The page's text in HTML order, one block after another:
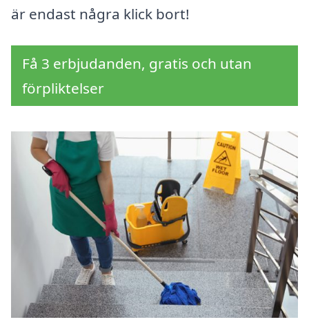
är endast några klick bort!
Få 3 erbjudanden, gratis och utan
förpliktelser